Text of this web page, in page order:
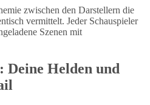
zwischen den Darstellern die
vermittelt. Jeder Schauspieler
Szenen mit
Helden und